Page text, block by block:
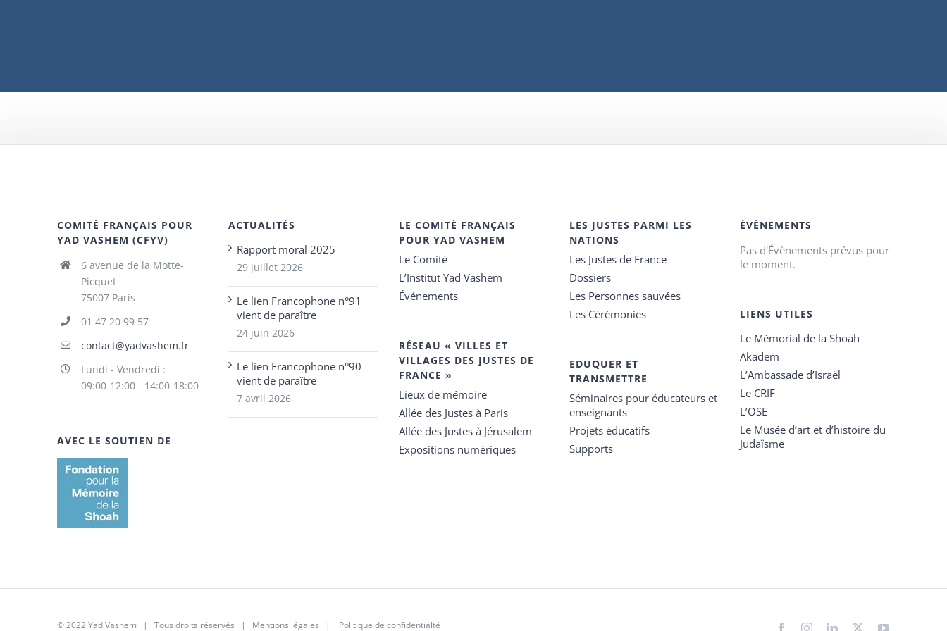
COMITÉ FRANÇAIS POUR
YAD VASHEM (CFYV)
6 avenue de la Motte-
Picquet
75007 Paris
01 47 20 99 57
contact@yadvashem.fr
Lundi - Vendredi :
09:00-12:00 - 14:00-18:00
AVEC LE SOUTIEN DE
ACTUALITÉS
Rapport moral 2025
29 juillet 2026
Le lien Francophone n°91
vient de paraître
24 juin 2026
Le lien Francophone n°90
vient de paraître
7 avril 2026
LE COMITÉ FRANÇAIS
POUR YAD VASHEM
Le Comité
L’Institut Yad Vashem
Événements
RÉSEAU « VILLES ET
VILLAGES DES JUSTES DE
FRANCE »
Lieux de mémoire
Allée des Justes à Paris
Allée des Justes à Jérusalem
Expositions numériques
LES JUSTES PARMI LES
NATIONS
Les Justes de France
Dossiers
Les Personnes sauvées
Les Cérémonies
EDUQUER ET
TRANSMETTRE
Séminaires pour éducateurs et
enseignants
Projets éducatifs
Supports
ÉVÉNEMENTS
Pas d'Évènements prévus pour
le moment.
LIENS UTILES
Le Mémorial de la Shoah
Akadem
L’Ambassade d’Israël
Le CRIF
L’OSE
Le Musée d’art et d’histoire du
Judaïsme
© 2022 Yad Vashem | Tous droits réservés | Mentions légales | Politique de confidentialté FacebookInstagramLinkedIn
X YouTube